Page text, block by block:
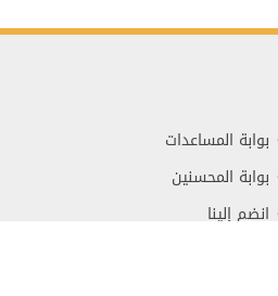
بوابة المساعدات
بوابة المحسنين
انضم إلينا